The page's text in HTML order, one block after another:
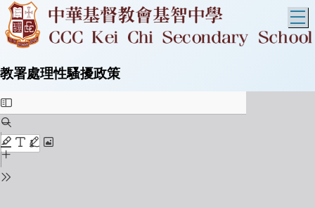
教署處理性騷擾政策